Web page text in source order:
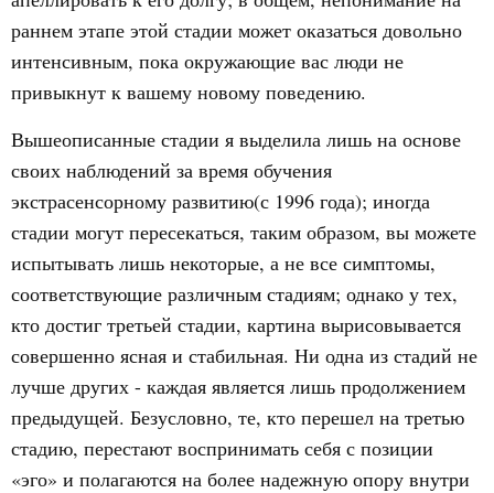
раннем этапе этой стадии может оказаться довольно
интенсивным, пока окружающие вас люди не
привыкнут к вашему новому поведению.
Вышеописанные стадии я выделила лишь на основе
своих наблюдений за время обучения
экстрасенсорному развитию(с 1996 года); иногда
стадии могут пересекаться, таким образом, вы можете
испытывать лишь некоторые, а не все симптомы,
соответствующие различным стадиям; однако у тех,
кто достиг третьей стадии, картина вырисовывается
совершенно ясная и стабильная. Ни одна из стадий не
лучше других - каждая является лишь продолжением
предыдущей. Безусловно, те, кто перешел на третью
стадию, перестают воспринимать себя с позиции
«эго» и полагаются на более надежную опору внутри